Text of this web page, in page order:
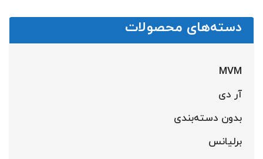
دسته‌های محصولات
MVM
آر دی
بدون دسته‌بندی
برلیانس